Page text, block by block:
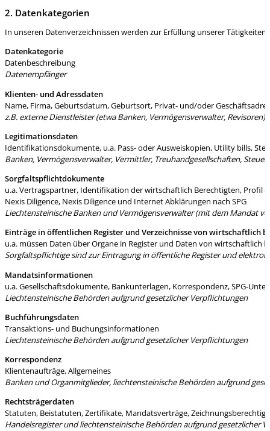
2. Datenkategorien
In unseren Datenverzeichnissen werden zur Erfüllung unserer
Datenkategorie
Datenbeschreibung
Datenempfänger
Klienten- und Adressdaten
Name, Firma, Geburtsdatum, Geburtsort, Privat- und/oder
z.B. externe Dienstleister (etwa Banken, Vermögensverwalter,
Legitimationsdaten
Identifikationsdokumente, u.a. Pass- oder Ausweiskopien, Utility bills,
Banken, Vermögensverwalter, Vermittler, Treuhandgesellschaften,
Sorgfaltspflichtdokumente
u.a. Vertragspartner, Identifikation der wirtschaftlich Berechtigten, Profil
Nexis Diligence, Nexis Diligence und Internet Abklärungen nach SPG
Liechtensteinische Banken und Vermögensverwalter (mit dem Mandat
Einträge in öffentlichen Register und Verzeichnisse von wirtschaftlich
u.a. müssen Daten über Organe in Register und Daten von
Sorgfaltspflichtige sind zur Eintragung in öffentliche Register und
Mandatsinformationen
u.a. Gesellschaftsdokumente, Bankunterlagen, Korrespondenz, SPG-
Liechtensteinische Behörden aufgrund gesetzlicher Verpflichtungen
Buchführungsdaten
Transaktions- und Buchungsinformationen
Liechtensteinische Behörden aufgrund gesetzlicher Verpflichtungen
Korrespondenz
Klientenaufträge, Allgemeines
Banken und Organmitglieder, liechtensteinische Behörden aufgrund
Rechtsträgerdaten
Statuten, Beistatuten, Zertifikate, Mandatsverträge,
Handelsregister und liechtensteinische Behörden aufgrund gesetzlicher